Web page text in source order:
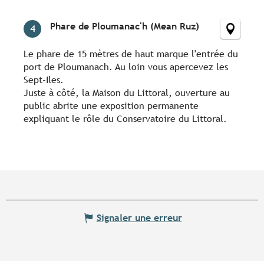
4 Phare de Ploumanac'h (Mean Ruz)
Le phare de 15 mètres de haut marque l'entrée du
port de Ploumanach. Au loin vous apercevez les
Sept-Iles.
Juste à côté, la Maison du Littoral, ouverture au
public abrite une exposition permanente
expliquant le rôle du Conservatoire du Littoral.
Signaler une erreur